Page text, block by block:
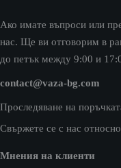
Ако имате въпроси или
нас. Ще ви отговорим в
до петък между 9:00 и
contact@vaza-bg.com
Проследяване на
Свържете се с нас
Мнения на клиенти